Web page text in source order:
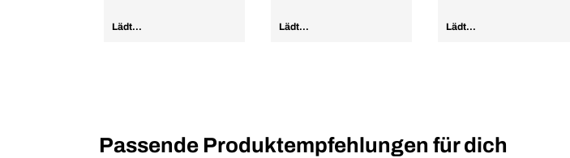
Lädt... Lädt... Lädt...
Passende Produktempfehlungen für dich